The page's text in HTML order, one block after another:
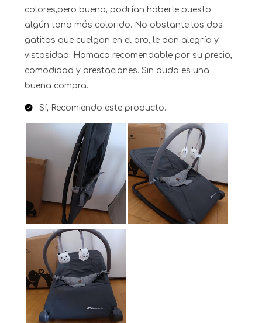
colores,pero bueno, podrían haberle puesto
algún tono más colorido. No obstante los dos
gatitos que cuelgan en el aro, le dan alegría y
vistosidad. Hamaca recomendable por su precio,
comodidad y prestaciones. Sin duda es una
buena compra.
Sí, Recomiendo este producto.